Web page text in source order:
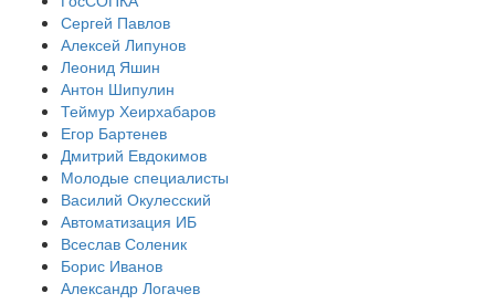
Сергей Павлов
Алексей Липунов
Леонид Яшин
Антон Шипулин
Теймур Хеирхабаров
Егор Бартенев
Дмитрий Евдокимов
Молодые специалисты
Василий Окулесский
Автоматизация ИБ
Всеслав Соленик
Борис Иванов
Александр Логачев